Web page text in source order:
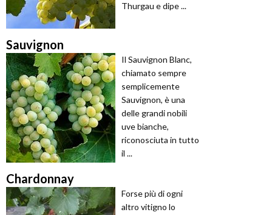
Thurgau e dipe ...
Sauvignon
Il Sauvignon Blanc,
chiamato sempre
semplicemente
Sauvignon, è una
delle grandi nobili
uve bianche,
riconosciuta in tutto
il ...
Chardonnay
Forse più di ogni
altro vitigno lo